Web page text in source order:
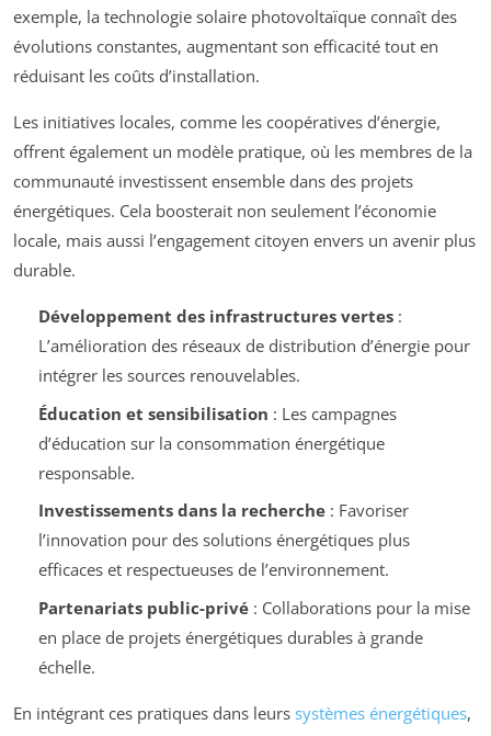
exemple, la technologie solaire photovoltaïque connaît des
évolutions constantes, augmentant son efficacité tout en
réduisant les coûts d’installation.
Les initiatives locales, comme les coopératives d’énergie,
offrent également un modèle pratique, où les membres de la
communauté investissent ensemble dans des projets
énergétiques. Cela boosterait non seulement l’économie
locale, mais aussi l’engagement citoyen envers un avenir plus
durable.
Développement des infrastructures vertes:
L’amélioration des réseaux de distribution d’énergie pour
intégrer les sources renouvelables.
Éducation et sensibilisation : Les campagnes
d’éducation sur la consommation énergétique
responsable.
Investissements dans la recherche: Favoriser
l’innovation pour des solutions énergétiques plus
efficaces et respectueuses de l’environnement.
Partenariats public-privé: Collaborations pour la mise
en place de projets énergétiques durables à grande
échelle.
En intégrant ces pratiques dans leurs systèmes énergétiques,